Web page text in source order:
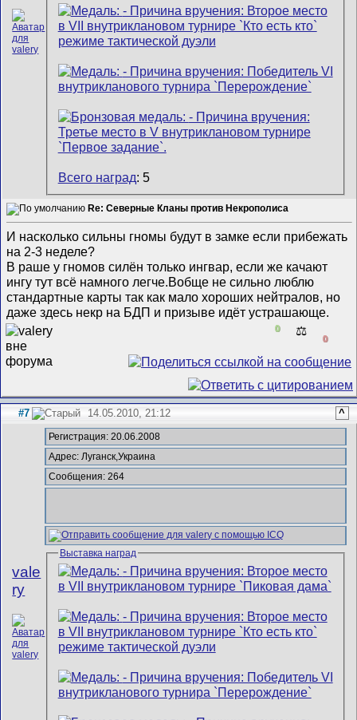
Всего наград: 5
Re: Северные Кланы против Некрополиса
И насколько сильны гномы будут в замке если прибежать
на 2-3 неделе?
В раше у гномов силён только ингвар, если же качают
ингу тут всё намного легче.Вобще не сильно люблю
стандартные карты так как мало хороших нейтралов, но
даже здесь некр на БДП и призыве идёт устрашающе.
0 ⚖️
0
#7 14.05.2010, 21:12 ^
vale
ry
Регистрация: 20.06.2008
Адрес: Луганск,Украина
Сообщения: 264
Выставка наград